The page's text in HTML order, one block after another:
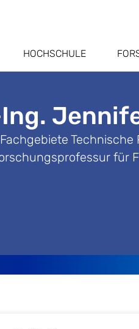
HOCHSCHULE
Technische
für